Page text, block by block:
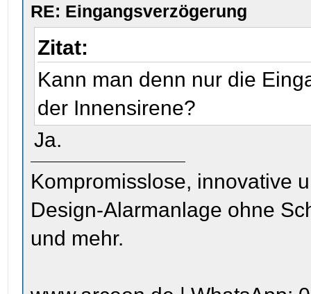
RE: Eingangsverzögerung
Zitat:
Kann man denn nur die
der Innensirene?
Ja.
Kompromisslose, innovative
Design-Alarmanlage ohne
und mehr.